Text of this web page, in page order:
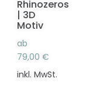
können
auf
gewählt
werden
Rhinozeros
| 3D
Motiv
ab
79,00€
inkl. MwSt.